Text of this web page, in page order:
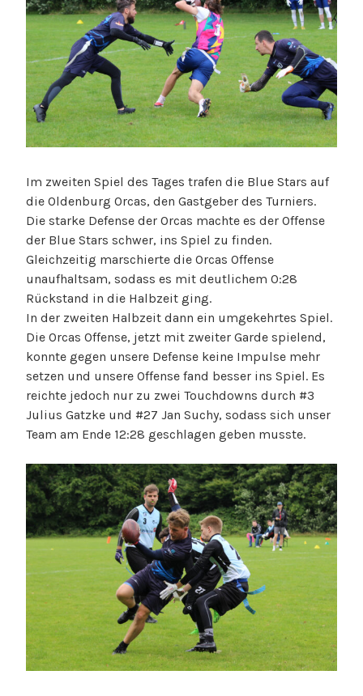
Im zweiten Spiel des Tages trafen die Blue Stars auf
die Oldenburg Orcas, den Gastgeber des Turniers.
Die starke Defense der Orcas machte es der Offense
der Blue Stars schwer, ins Spiel zu finden.
Gleichzeitig marschierte die Orcas Offense
unaufhaltsam, sodass es mit deutlichem 0:28
Rückstand in die Halbzeit ging.
In der zweiten Halbzeit dann ein umgekehrtes Spiel.
Die Orcas Offense, jetzt mit zweiter Garde spielend,
konnte gegen unsere Defense keine Impulse mehr
setzen und unsere Offense fand besser ins Spiel. Es
reichte jedoch nur zu zwei Touchdowns durch #3
Julius Gatzke und #27 Jan Suchy, sodass sich unser
Team am Ende 12:28 geschlagen geben musste.